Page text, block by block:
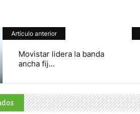
Artículo anterior
Movistar lidera la banda
ancha fij...